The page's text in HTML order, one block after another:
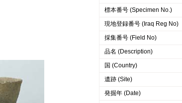
標本番号 (Specimen No.)
現地登録番号 (Iraq Reg No)
採集番号 (Field No)
品名 (Description)
国 (Country)
遺跡 (Site)
発掘年 (Date)